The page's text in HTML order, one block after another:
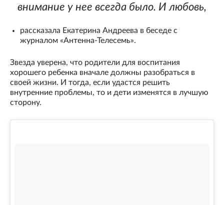
внимание у нее всегда было. И любовь,
рассказала Екатерина Андреева в беседе с
журналом «Антенна-Телесемь».
Звезда уверена, что родители для воспитания
хорошего ребенка вначале должны разобраться в
своей жизни. И тогда, если удастся решить
внутренние проблемы, то и дети изменятся в лучшую
сторону.